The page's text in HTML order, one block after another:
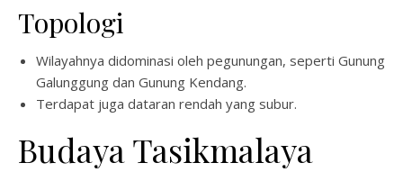
Topologi
Wilayahnya didominasi oleh pegunungan, seperti Gunung
Galunggung dan Gunung Kendang.
Terdapat juga dataran rendah yang subur.
Budaya Tasikmalaya